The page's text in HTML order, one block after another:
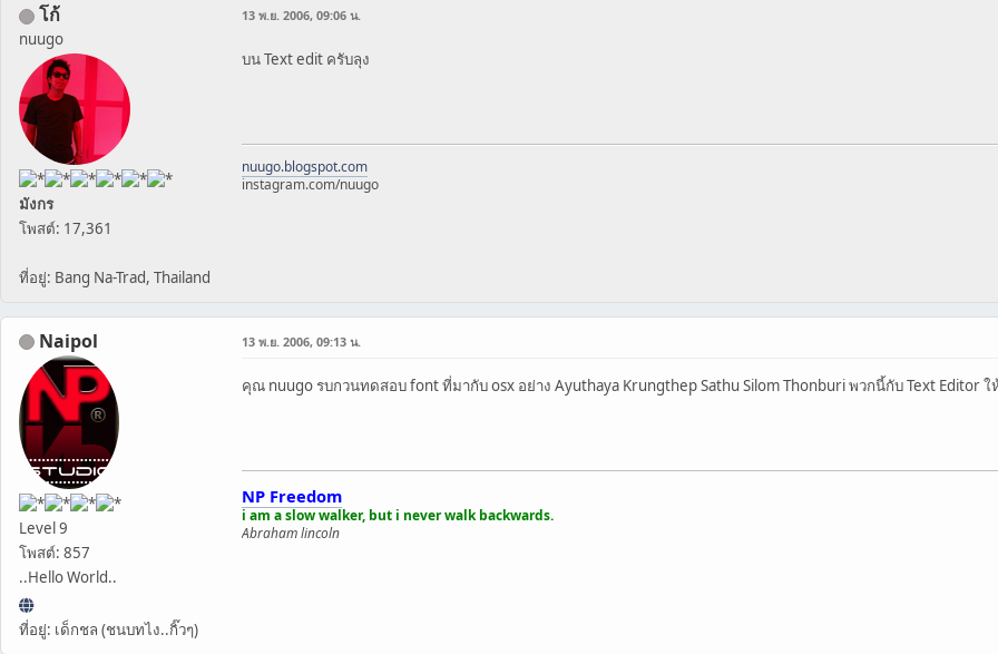
โก้
nuugo
มังกร
โพสต์: 17,361
ที่อยู่: Bang Na-Trad, Thailand
13 พ.ย. 2006, 09:06 น.
บน Text edit ครับลุง
nuugo.blogspot.com
instagram.com/nuugo
Naipol
Level 9
โพสต์: 857
..Hello World..
ที่อยู่: เด็กชล (ชนบทไง..กิ๊วๆ)
13 พ.ย. 2006, 09:13 น.
คุณ nuugo รบกวนทดสอบ font ที่มากับ osx อย่าง Ayuthaya Krungthep Sathu Silom Thonburi พวกนี้กับ Text Editor
NP Freedom
i am a slow walker, but i never walk backwards.
Abraham lincoln